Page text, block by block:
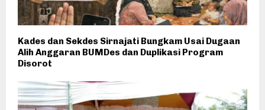
Kades dan Sekdes Sirnajati Bungkam Usai Dugaan
Alih Anggaran BUMDes dan Duplikasi Program
Disorot